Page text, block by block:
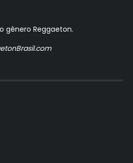
gênero Reggaeton.